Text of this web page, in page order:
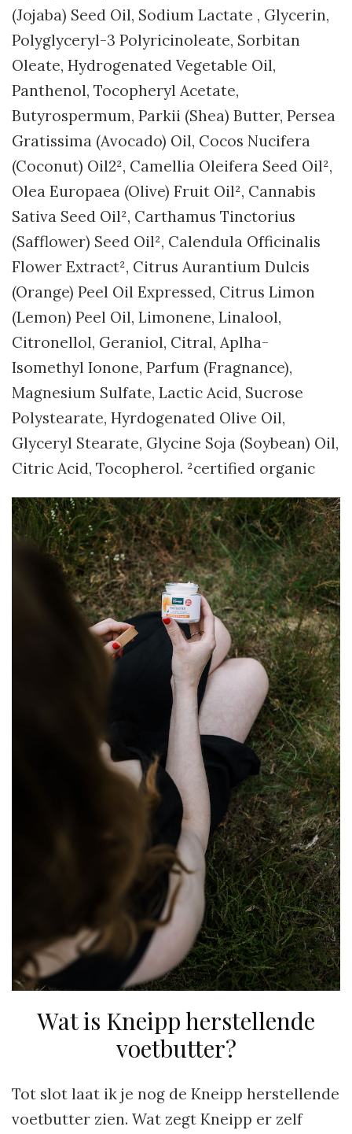
(Jojaba) Seed Oil, Sodium Lactate , Glycerin,
Polyglyceryl-3 Polyricinoleate, Sorbitan
Oleate, Hydrogenated Vegetable Oil,
Panthenol, Tocopheryl Acetate,
Butyrospermum, Parkii (Shea) Butter, Persea
Gratissima (Avocado) Oil, Cocos Nucifera
(Coconut) Oil2², Camellia Oleifera Seed Oil²,
Olea Europaea (Olive) Fruit Oil², Cannabis
Sativa Seed Oil², Carthamus Tinctorius
(Safflower) Seed Oil², Calendula Officinalis
Flower Extract², Citrus Aurantium Dulcis
(Orange) Peel Oil Expressed, Citrus Limon
(Lemon) Peel Oil, Limonene, Linalool,
Citronellol, Geraniol, Citral, Aplha-
Isomethyl Ionone, Parfum (Fragnance),
Magnesium Sulfate, Lactic Acid, Sucrose
Polystearate, Hyrdogenated Olive Oil,
Glyceryl Stearate, Glycine Soja (Soybean) Oil,
Citric Acid, Tocopherol. ²certified organic
Wat is Kneipp herstellende
voetbutter?
Tot slot laat ik je nog de Kneipp herstellende
voetbutter zien. Wat zegt Kneipp er zelf